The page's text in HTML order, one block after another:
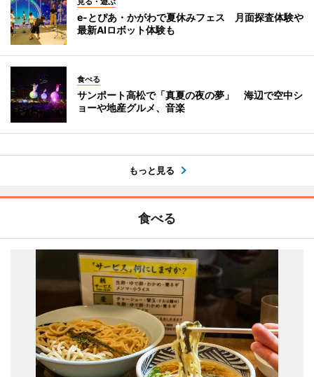
e-とぴあ・かがわで夏休みフェス 月面探査体験や
最新AIロボット体験も
食べる
サンポート高松で「真夏の夜の夢」 海辺で空中シ
ョーや地産グルメ、音楽
もっと見る
食べる